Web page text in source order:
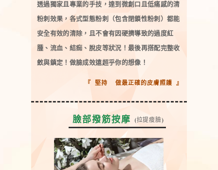
透過獨家且專業的手技，達到微創口且低痛感的清
粉刺效果，各式型態粉刺（包含閉鎖性粉刺）都能
安全有效的清除，且不會有因硬擠導致的過度紅
腫、流血、結痂、脫皮等狀況！最後再搭配完整收
斂與鎮定！做臉成效遠超乎你的想像！
臉部撥筋按摩 (拉提瘦臉)
『 堅持 做最正確的皮膚照護 』